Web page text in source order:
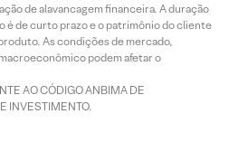
de alavancagem financeira. A duração
é de curto prazo e o patrimônio do cliente
As condições de mercado,
podem afetar o
AO CÓDIGO ANBIMA DE
INVESTIMENTO.